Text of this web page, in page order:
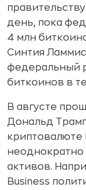
день, пока
4 млн
Синтия
федеральный
биткоинов в
В августе
Дональд
криптовалюте
активов.
Business